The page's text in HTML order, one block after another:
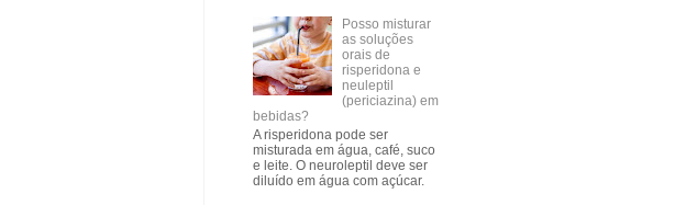
Posso misturar
as soluções
orais de
risperidona e
neuleptil
(periciazina) em
bebidas?
A risperidona pode ser
misturada em água, café, suco
e leite. O neuroleptil deve ser
diluído em água com açúcar.